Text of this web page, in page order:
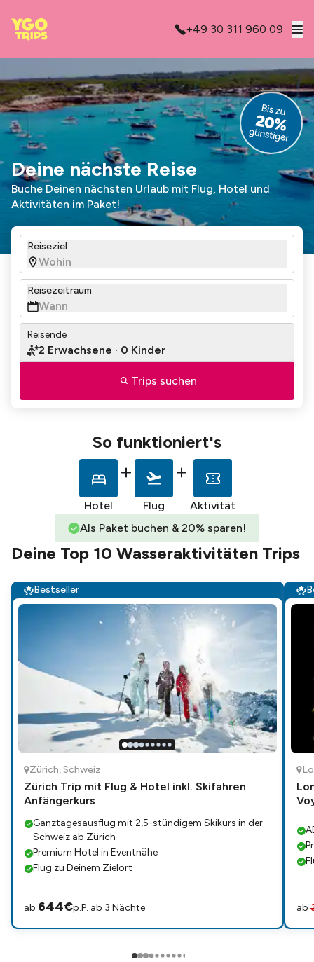
+49 30 311 960 09
Deine nächste Reise
Buche Deinen nächsten Urlaub mit Flug, Hotel und
Aktivitäten im Paket!
Reiseziel
Reisezeitraum
Reisende
2 Erwachsene · 0 Kinder
Trips suchen
So funktioniert's
Hotel Flug
Aktivität
Als Paket buchen & 20% sparen!
Deine Top 10 Wasseraktivitäten Trips
Bestseller
Zürich,Schweiz
Zürich Trip mit Flug & Hotel inkl. Skifahren
Anfängerkurs
Ganztagesausflug mit 2,5-stündigem Skikurs in der
Schweiz ab Zürich
Premium Hotel in Eventnähe
Flug zu Deinem Zielort
ab 644€p.P. ab 3 Nächte ab